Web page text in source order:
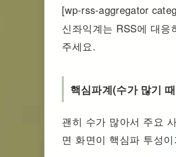
[wp-rss-aggregator
신좌익계는 RSS에 대응
주세요.
핵심파계(수가 많기
괜히 수가 많아서 주요
면 화면이 핵심파 투성
평화의
럼프의
역